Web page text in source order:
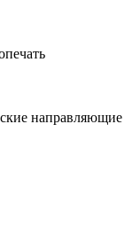
направляющие